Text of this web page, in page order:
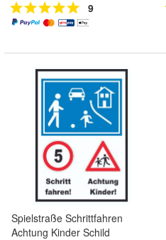
9
Spielstraße Schrittfahren
Achtung Kinder Schild